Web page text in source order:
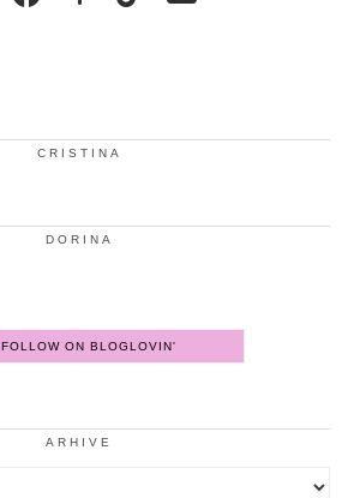
CRISTINA
DORINA
FOLLOW ON BLOGLOVIN'
ARHIVE